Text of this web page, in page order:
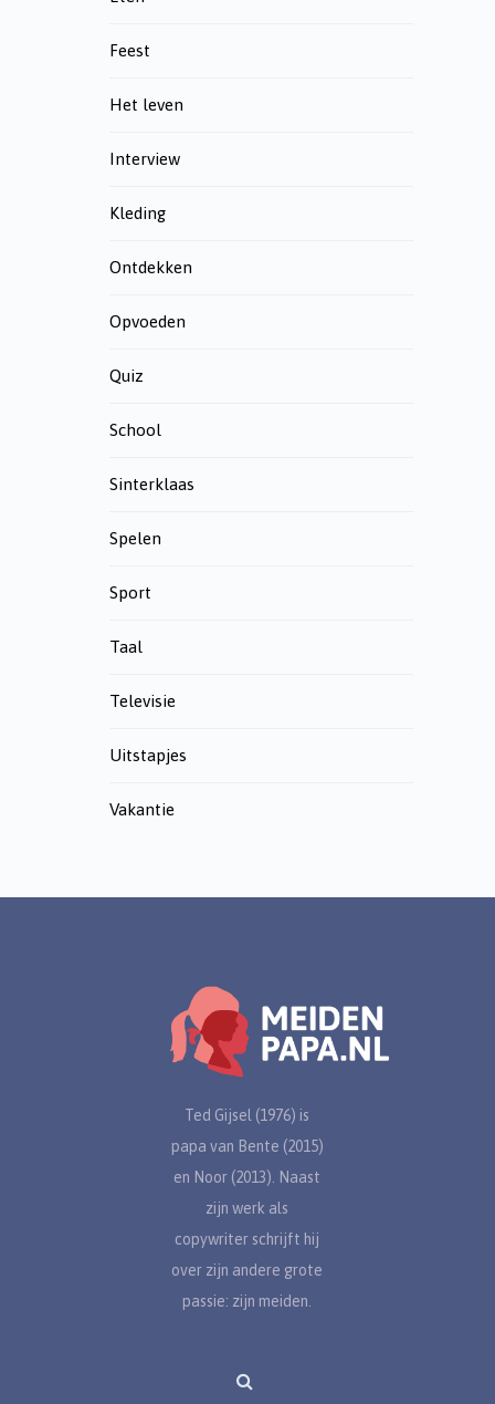
Feest
Het leven
Interview
Kleding
Ontdekken
Opvoeden
Quiz
School
Sinterklaas
Spelen
Sport
Taal
Televisie
Uitstapjes
Vakantie
Ted Gijsel (1976) is
papa van Bente (2015)
en Noor (2013). Naast
zijn werk als
copywriter schrijft hij
over zijn andere grote
passie: zijn meiden.